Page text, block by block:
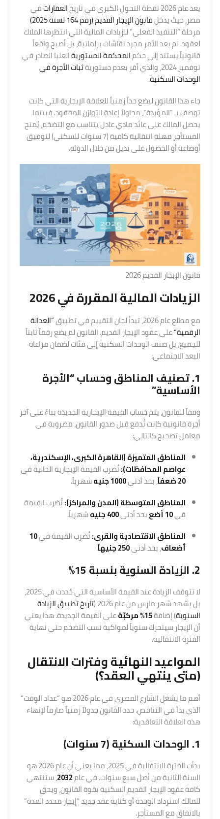
يعد عام 2026 نقطة التحول الكبرى في تاريخ العقاراتفي
مصر، حيث يدخلقانون الإيجار القديم (رقم 164 لسنة 2025)
مرحلة “التنفيذ الفعلي” للزيادات المالية التي انتظرها الملاك
لعقود. لم يعد الأمر مجرد نقاشات برلمانية، بل أصبح واقعاً
قانونياً يستند إلى حكمالمحكمة الدستوريةالعليا الصادر في
نوفمبر 2024، والذي أقر بعدم دستورية
ثبات الأجرة في
الوحدات السكنية.
جاء هذا القانون ليضع حداً زمنياً للعلاقة الإيجارية التي كانت
توصف بـ “المؤبدة”، محاولاً إعادة التوازن المفقود. فبينما
يحصل المالك على عائد مادي عادل يتناسب مع التضخم، يُمنح
المستأجر مهلة انتقالية كافية (7 سنوات للسكني) لتوفيق
أوضاعه أو الحصول على بديل من خلال الدولة.
قانون الإيجار القديم 2026
الزيادات المالية المقررة في 2026
مع مطلع عام 2026، تبدأ لجان التقييم في تطبيق
“العدالة
الرقمية”على عقود الإيجار القديم. القانون لم يضع رقماً ثابتاً
للجميع، بل صنف الوحدات السكنية إلى فئات لضمان مراعاة
البعد الاجتماعي:
1. تصنيف المناطق وحساب “الأجرة
الأساسية”
وفقاً للقانون، يتم حساب القيمة الإيجارية الجديدة بناءً على آخر
أجرة قانونية كانت تُدفع قبل صدور القانون، مضروبة في
معامل تصحيح كالتالي:
المناطق المتميزة (القاهرة الكبرى، الإسكندرية،
عواصم المحافظات):تُضرب القيمة الإيجارية الحالية في
20 ضعفاً
، بحد أدنى1000 جنيه
شهرياً.
المناطق المتوسطة (المدن والمراكز):تُضرب القيمة
في10 أضع بحد أدنى400 جنيه
شهرياً.
المناطق الاقتصادية والقرى:تُضرب القيمة في10
أضعاف، بحد أدنى250 جنيهاً .
2. الزيادة السنوية بنسبة 15%
لا تتوقف الزيادة عند القيمة الأساسية التي حُددت في 2025،
بل يشهد شهر مارس من عام 2026 (
تاريخ تطبيق الزيادة
السنوية) إضافة15% مركبّة
على القيمة الجديدة. هذا يعني
أن الإيجار سيتحرك سنوياً لمواكبة نسب التضخم حتى نهاية
الفترة الانتقالية.
المواعيد النهائية وفترات الانتقال
(متى ينتهي العقد؟)
أهم ما يشغل الشارع المصري في عام 2026 هو “عداد الوقت”
الذي بدأ في التناقص. حدد القانون جدولاً زمنياً صارماً لإنهاء
هذه العلاقة التعاقدية:
1. الوحدات السكنية (7 سنوات)
بدأت الفترة الانتقالية في 2025، مما يعني أن عام 2026 هو
السنة الثانية من أصل سبع سنوات. في عام2032، ستنتهي
كافة عقود الإيجار القديم السكنية بقوة القانون، ويحق
للمالك استرداد الوحدة أو كتابة عقد جديد “إيجار محدد المدة”
بالاتفاق مع المستأجر.